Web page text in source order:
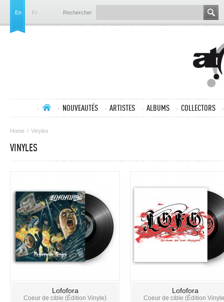
En Fr Rechercher
NOUVEAUTÉS ARTISTES ALBUMS COLLECTORS
Home / Vinyles
VINYLES
Lofofora
Coeur de cible (Édition Vinyle)
Lofofora
Coeur de cible (Édition